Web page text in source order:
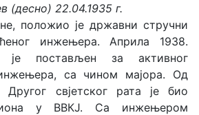
(десно) 22.04.1935 г.
положио је државни стручни
инжењера. Априла 1938.
је постављен за активног
са чином мајора. Од
свјетског рата је био
у ВВКЈ. Са инжењером